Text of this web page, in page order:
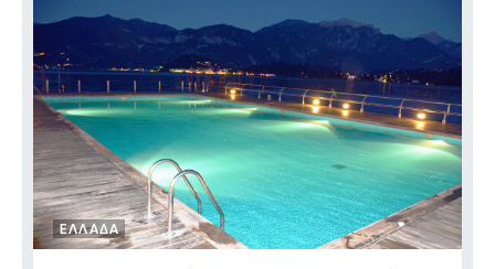
ΕΛΛΑΔΑ